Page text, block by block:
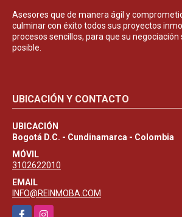
Asesores que de manera ágil y
culminar con éxito todos sus proyectos
procesos sencillos, para que su
posible.
UBICACIÓN Y CONTACTO
UBICACIÓN
Bogotá D.C. - Cundinamarca - Colombia
MÓVIL
3102622010
EMAIL
INFO@REINMOBA.COM
FacebookInstagram